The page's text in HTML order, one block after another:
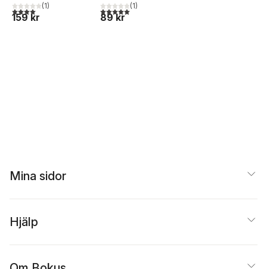
4,0utav 5 stjärnor. Totalt antal röster:
(1)
159 kr
5,0utav 5 stjärnor. Totalt antal röster:
(1)
89 kr
Mina sidor
Hjälp